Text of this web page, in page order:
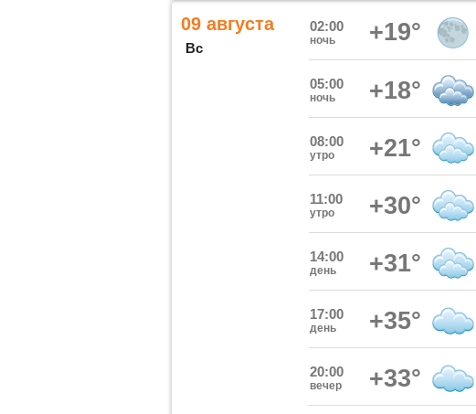
09 августа
Вс
02:00
ночь +19°
05:00
ночь +18°
08:00
утро +21°
11:00
утро +30°
14:00
день +31°
17:00
день +35°
20:00
вечер +33°